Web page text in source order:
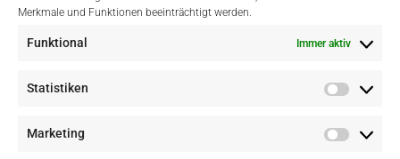
Merkmale und Funktionen beeinträchtigt werden.
Funktional Immer aktiv
Statistiken
Marketing